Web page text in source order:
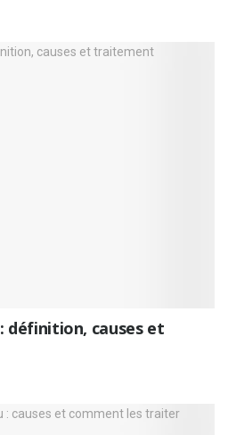
définition, causes et